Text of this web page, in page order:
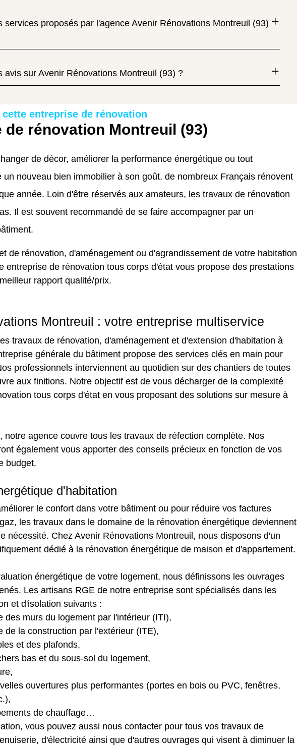
services proposés par l'agence Avenir Rénovations Montreuil (93)
avis sur Avenir Rénovations Montreuil (93) ?
entreprise de rénovation
de rénovation Montreuil (93)
de décor, améliorer la performance énergétique ou tout
un nouveau bien immobilier à son goût, de nombreux Français rénovent
année. Loin d'être réservés aux amateurs, les travaux de rénovation
Il est souvent recommandé de se faire accompagner par un
de rénovation, d'aménagement ou d'agrandissement de votre habitation
entreprise de rénovation tous corps d'état vous propose des prestations
rapport qualité/prix.
Montreuil : votre entreprise multiservice
travaux de rénovation, d'aménagement et d'extension d'habitation à
générale du bâtiment propose des services clés en main pour
professionnels interviennent au quotidien sur des chantiers de toutes
aux finitions. Notre objectif est de vous décharger de la complexité
tous corps d'état en vous proposant des solutions sur mesure à
notre agence couvre tous les travaux de réfection complète. Nos
également vous apporter des conseils précieux en fonction de vos
budget.
d'habitation
le confort dans votre bâtiment ou pour réduire vos factures
les travaux dans le domaine de la rénovation énergétique deviennent
nécessité. Chez Avenir Rénovations Montreuil, nous disposons d'un
dédié à la rénovation énergétique de maison et d'appartement.
énergétique de votre logement, nous définissons les ouvrages
Les artisans RGE de notre entreprise sont spécialisés dans les
et d'isolation suivants :
des murs du logement par l'intérieur (ITI),
de la construction par l'extérieur (ITE),
et des plafonds,
bas et du sous-sol du logement,
ouvertures plus performantes (portes en bois ou PVC, fenêtres,
de chauffage…
vous pouvez aussi nous contacter pour tous vos travaux de
d'électricité ainsi que d'autres ouvrages qui visent à diminuer la